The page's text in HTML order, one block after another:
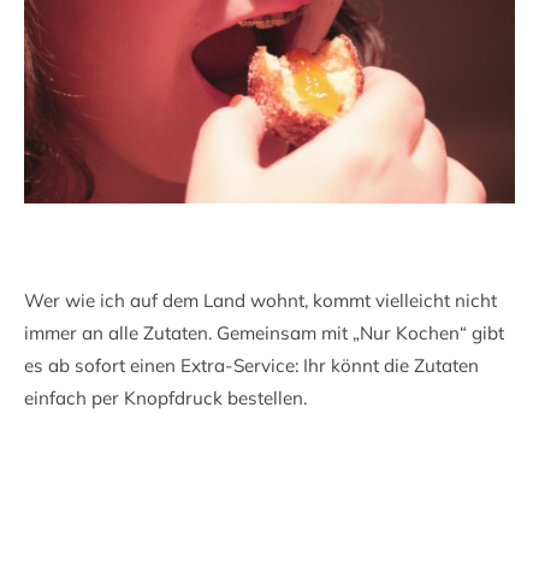
Wer wie ich auf dem Land wohnt, kommt vielleicht nicht
immer an alle Zutaten. Gemeinsam mit „Nur Kochen“ gibt
es ab sofort einen Extra-Service: Ihr könnt die Zutaten
einfach per Knopfdruck bestellen.